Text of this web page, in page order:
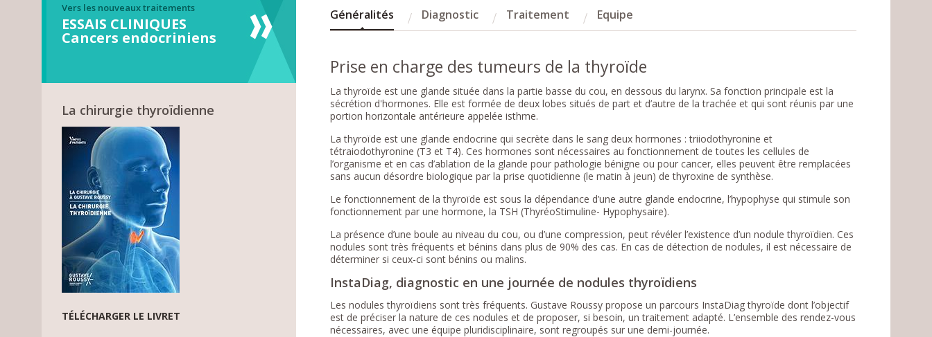
Vers les nouveaux traitements
ESSAIS CLINIQUES
Cancers endocriniens
La chirurgie thyroïdienne
TÉLÉCHARGER LE LIVRET
Généralités Diagnostic Traitement Equipe
Prise en charge des tumeurs de la thyroïde
La thyroïde est une glande située dans la partie basse du cou, en dessous du larynx. Sa fonction principale est la
sécrétion d'hormones. Elle est formée de deux lobes situés de part et d’autre de la trachée et qui sont réunis par une
portion horizontale antérieure appelée isthme.
La thyroïde est une glande endocrine qui secrète dans le sang deux hormones : triiodothyronine et
tétraiodothyronine (T3 et T4). Ces hormones sont nécessaires au fonctionnement de toutes les cellules de
l’organisme et en cas d’ablation de la glande pour pathologie bénigne ou pour cancer, elles peuvent être remplacées
sans aucun désordre biologique par la prise quotidienne (le matin à jeun) de thyroxine de synthèse.
Le fonctionnement de la thyroïde est sous la dépendance d’une autre glande endocrine, l’hypophyse qui stimule son
fonctionnement par une hormone, la TSH (ThyréoStimuline- Hypophysaire).
La présence d’une boule au niveau du cou, ou d’une compression, peut révéler l’existence d’un nodule thyroïdien. Ces
nodules sont très fréquents et bénins dans plus de 90% des cas. En cas de détection de nodules, il est nécessaire de
déterminer si ceux-ci sont bénins ou malins.
InstaDiag, diagnostic en une journée de nodules thyroïdiens
Les nodules thyroïdiens sont très fréquents. Gustave Roussy propose un parcours InstaDiag thyroïde dont l’objectif
est de préciser la nature de ces nodules et de proposer, si besoin, un traitement adapté. L’ensemble des rendez-vous
nécessaires, avec une équipe pluridisciplinaire, sont regroupés sur une demi-journée.